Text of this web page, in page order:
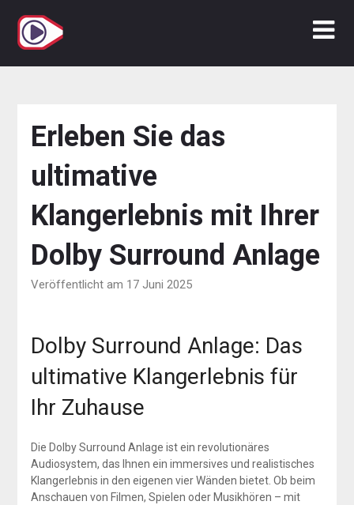
Inhalt
springen
Erleben Sie das
ultimative
Klangerlebnis mit Ihrer
Dolby Surround Anlage
Veröffentlicht am 17 Juni 2025
Dolby Surround Anlage: Das
ultimative Klangerlebnis für
Ihr Zuhause
Die Dolby Surround Anlage ist ein revolutionäres
Audiosystem, das Ihnen ein immersives und realistisches
Klangerlebnis in den eigenen vier Wänden bietet. Ob beim
Anschauen von Filmen, Spielen oder Musikhören – mit